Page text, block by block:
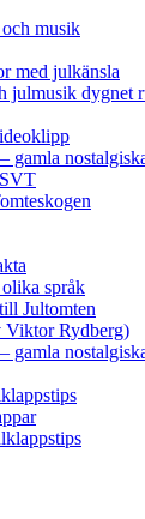
musik
med julkänsla
julmusik dygnet
gamla
språk
Jultomten
Viktor Rydberg)
gamla